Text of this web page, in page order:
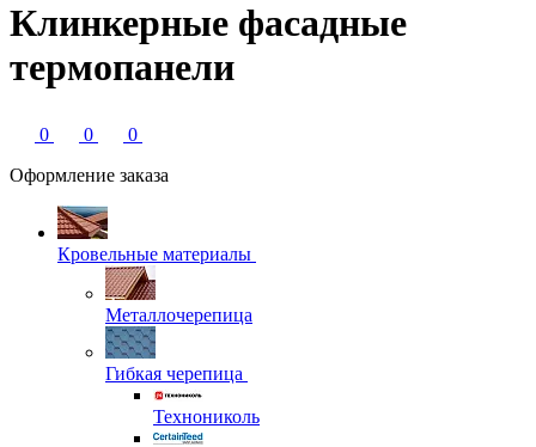
Клинкерные фасадные
термопанели
0 0
0
Оформление заказа
Кровельные материалы
Металлочерепица
Гибкая черепица
Технониколь